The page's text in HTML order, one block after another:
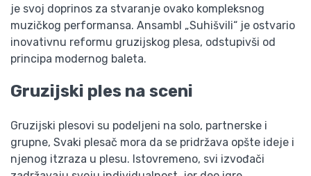
je svoj doprinos za stvaranje ovako kompleksnog
muzičkog performansa. Ansambl „Suhišvili“ je ostvario
inovativnu reformu gruzijskog plesa, odstupivši od
principa modernog baleta.
Gruzijski ples na sceni
Gruzijski plesovi su podeljeni na solo, partnerske i
grupne, Svaki plesač mora da se pridržava opšte ideje i
njenog itzraza u plesu. Istovremeno, svi izvođači